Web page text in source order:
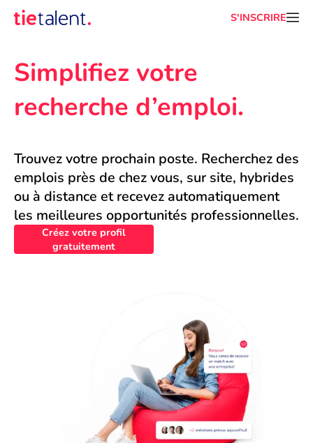
S'INSCRIRE
Simplifiez votre
recherche d’emploi.
Trouvez votre prochain poste. Recherchez des
emplois près de chez vous, sur site, hybrides
ou à distance et recevez automatiquement
les meilleures opportunités professionnelles.
Créez votre profil
gratuitement